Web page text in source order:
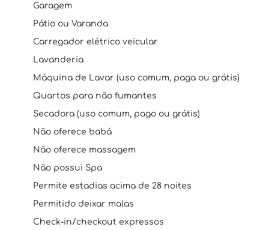
Garagem
Pátio ou Varanda
Carregador elétrico veicular
Lavanderia
Máquina de Lavar (uso comum, paga ou grátis)
Quartos para não fumantes
Secadora (uso comum, pago ou grátis)
Não oferece babá
Não oferece massagem
Não possui Spa
Permite estadias acima de 28 noites
Permitido deixar malas
Check-in/checkout expressos